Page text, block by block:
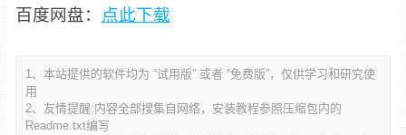
百度网盘：
点此下载
1、本站提供的软件均为 “试用版” 或者 “免费版”，仅供学习和研究使
用
2、友情提醒:内容全部搜集自网络，安装教程参照压缩包内的
Readme.txt编写